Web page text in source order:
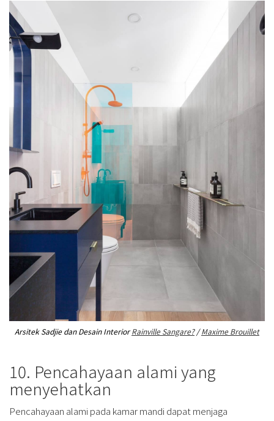
Arsitek Sadjie dan Desain InteriorRainville Sangare?/Maxime Brouillet
10. Pencahayaan alami yang
menyehatkan
Pencahayaan alami pada kamar mandi dapat menjaga